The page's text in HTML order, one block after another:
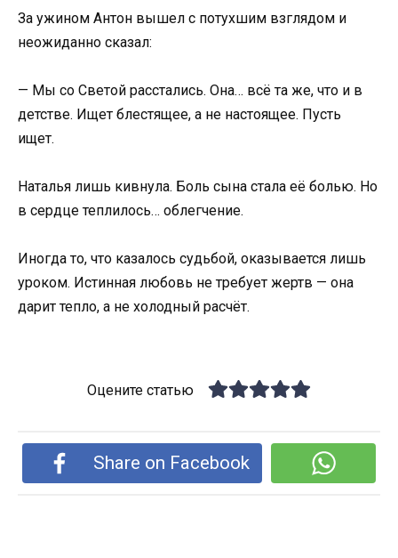
За ужином Антон вышел с потухшим взглядом и
неожиданно сказал:
— Мы со Светой расстались. Она… всё та же, что и в
детстве. Ищет блестящее, а не настоящее. Пусть
ищет.
Наталья лишь кивнула. Боль сына стала её болью. Но
в сердце теплилось… облегчение.
Иногда то, что казалось судьбой, оказывается лишь
уроком. Истинная любовь не требует жертв — она
дарит тепло, а не холодный расчёт.
Оцените статью
Share on Facebook